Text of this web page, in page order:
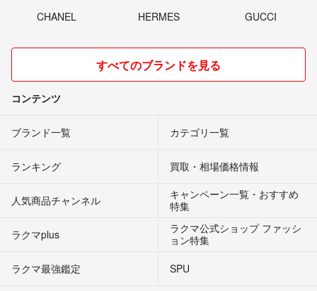
CHANEL HERMES GUCCI
すべてのブランドを見る
コンテンツ
ブランド一覧 カテゴリ一覧
ランキング 買取・相場価格情報
人気商品チャンネル
キャンペーン一覧・おすすめ
特集
ラクマplus
ラクマ公式ショップ ファッシ
ョン特集
ラクマ最強鑑定
SPU